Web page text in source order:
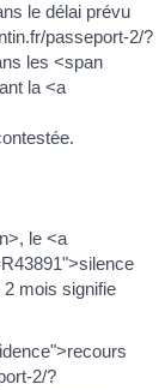
le délai prévu
passeport-2/?
les <span
la <a
le <a
2 mois signifie
2/?